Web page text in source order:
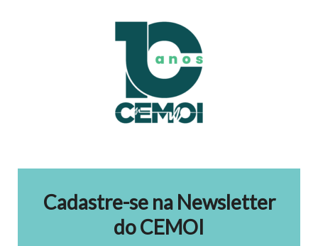
Cadastre-se na Newsletter
do CEMOI